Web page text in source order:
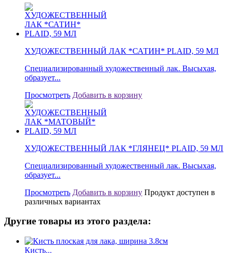
ХУДОЖЕСТВЕННЫЙ ЛАК *САТИН* PLAID, 59 МЛ
Специализированный художественный лак. Высыхая,
образует...
Просмотреть Добавить в корзину
ХУДОЖЕСТВЕННЫЙ ЛАК *ГЛЯНЕЦ* PLAID, 59 МЛ
Специализированный художественный лак. Высыхая,
образует...
Просмотреть Добавить в корзину Продукт доступен в
различных вариантах
Другие товары из этого раздела:
Кисть...